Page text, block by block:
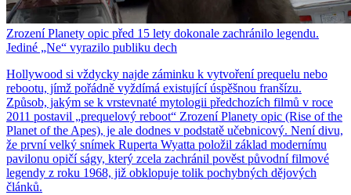
Zrození Planety opic před 15 lety dokonale zachránilo legendu.
Jediné „Ne“ vyrazilo publiku dech
Hollywood si vždycky najde záminku k vytvoření prequelu nebo
rebootu, jímž pořádně vyždímá existující úspěšnou franšízu.
Způsob, jakým se k vrstevnaté mytologii předchozích filmů v roce
2011 postavil „prequelový reboot“ Zrození Planety opic (Rise of the
Planet of the Apes), je ale dodnes v podstatě učebnicový. Není divu,
že první velký snímek Ruperta Wyatta položil základ modernímu
pavilonu opičí ságy, který zcela zachránil pověst původní filmové
legendy z roku 1968, již obklopuje tolik pochybných dějových
článků.